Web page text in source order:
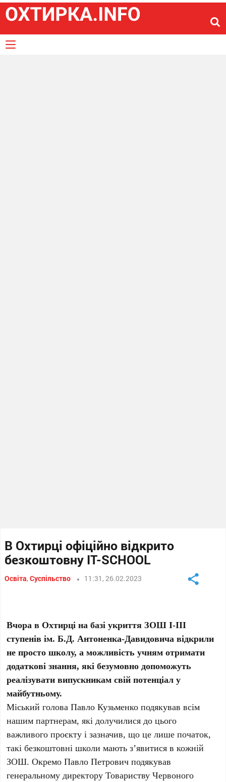
В Охтирці офіційно відкрито
безкоштовну IT-SCHOOL
Освіта,Суспільство 11:31, 26.02.2023
Вчора в Охтирці на базі укриття ЗОШ І-ІІІ
ступенів ім. Б.Д. Антоненка-Давидовича відкрили
не просто школу, а можливість учням отримати
додаткові знання, які безумовно допоможуть
реалізувати випускникам свій потенціал у
майбутньому.
Міський голова Павло Кузьменко подякував всім
нашим партнерам, які долучилися до цього
важливого проєкту і зазначив, що це лише початок,
такі безкоштовні школи мають з’явитися в кожній
ЗОШ. Окремо Павло Петрович подякував
генеральному директору Товариству Червоного